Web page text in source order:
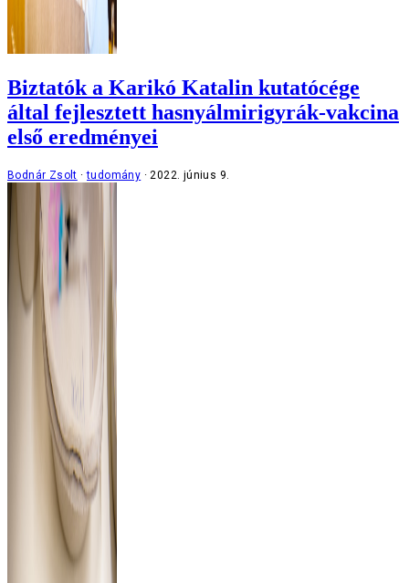
Biztatók a Karikó Katalin kutatócége
által fejlesztett hasnyálmirigyrák-vakcina
első eredményei
Bodnár Zsolt tudomány 2022. június 9.